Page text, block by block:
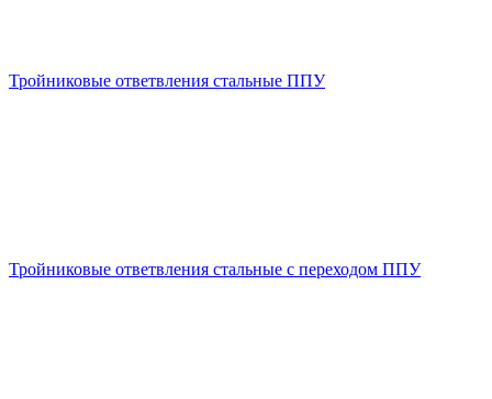
Тройниковые ответвления стальные ППУ
Тройниковые ответвления стальные с переходом ППУ